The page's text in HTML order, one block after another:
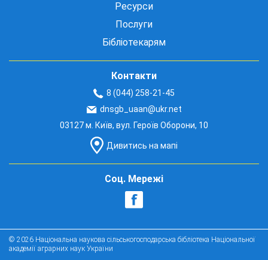
Ресурси
Послуги
Бібліотекарям
Контакти
8 (044) 258-21-45
dnsgb_uaan@ukr.net
03127 м. Київ, вул. Героїв Оборони, 10
Дивитись на мапі
Соц. Мережі
© 2026 Національна наукова сільськогосподарська бібліотека Національної
академії аграрних наук України